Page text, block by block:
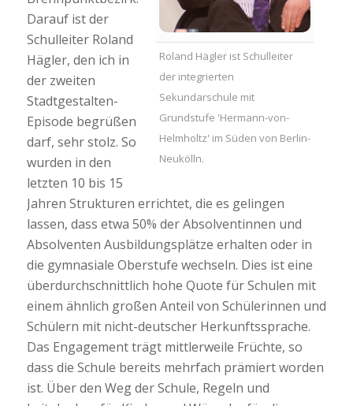
Roland Hägler ist Schulleiter
der integrierten
Sekundarschule mit
Grundstufe 'Hermann-von-
Helmholtz' im Süden von Berlin-
Neukölln.
Darauf ist der
Schulleiter Roland
Hägler, den ich in
der zweiten
Stadtgestalten-
Episode begrüßen
darf, sehr stolz. So
wurden in den
letzten 10 bis 15
Jahren Strukturen errichtet, die es gelingen
lassen, dass etwa 50% der Absolventinnen und
Absolventen Ausbildungsplätze erhalten oder in
die gymnasiale Oberstufe wechseln. Dies ist eine
überdurchschnittlich hohe Quote für Schulen mit
einem ähnlich großen Anteil von Schülerinnen und
Schülern mit nicht-deutscher Herkunftssprache.
Das Engagement trägt mittlerweile Früchte, so
dass die Schule bereits mehrfach prämiert worden
ist. Über den Weg der Schule, Regeln und